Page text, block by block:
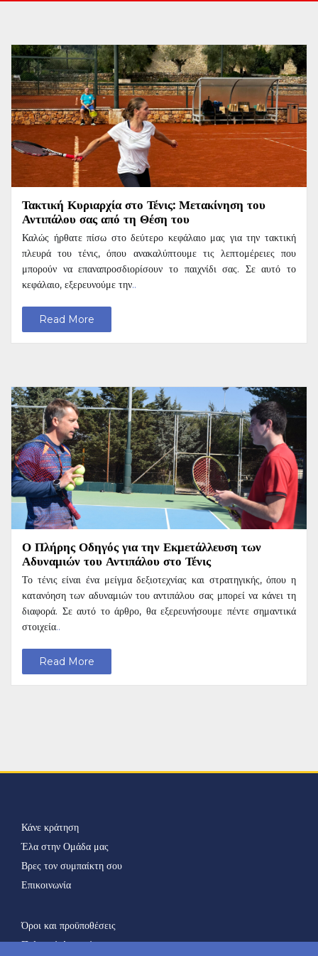
Τακτική Κυριαρχία στο Τένις: Μετακίνηση του
Αντιπάλου σας από τη Θέση του
Καλώς ήρθατε πίσω στο δεύτερο κεφάλαιο μας για την τακτική
πλευρά του τένις, όπου ανακαλύπτουμε τις λεπτομέρειες που
μπορούν να επαναπροσδιορίσουν το παιχνίδι σας. Σε αυτό το
κεφάλαιο, εξερευνούμε την..
Read More
Ο Πλήρης Οδηγός για την Εκμετάλλευση των
Αδυναμιών του Αντιπάλου στο Τένις
Το τένις είναι ένα μείγμα δεξιοτεχνίας και στρατηγικής, όπου η
κατανόηση των αδυναμιών του αντιπάλου σας μπορεί να κάνει τη
διαφορά. Σε αυτό το άρθρο, θα εξερευνήσουμε πέντε σημαντικά
στοιχεία..
Read More
Κάνε κράτηση
Έλα στην Ομάδα μας
Βρες τον συμπαίκτη σου
Επικοινωνία
Όροι και προϋποθέσεις
Πολιτική Απορρήτου